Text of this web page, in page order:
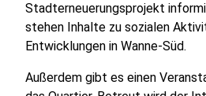
Stadterneuerungsprojekt
stehen Inhalte zu sozialen
Entwicklungen in Wanne-Süd.
Außerdem gibt es einen